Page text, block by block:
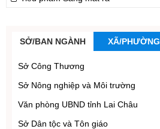
SỞ/BAN NGÀNH XÃ/PHƯỜNG
Sở Công Thương
Sở Nông nghiệp và Môi trường
Văn phòng UBND tỉnh Lai Châu
Sở Dân tộc và Tôn giáo